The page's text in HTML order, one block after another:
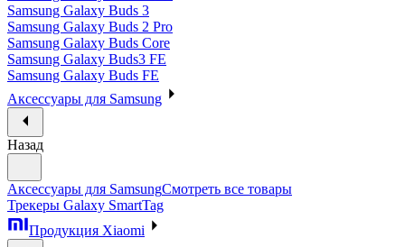
Samsung Galaxy Buds 3
Samsung Galaxy Buds 2 Pro
Samsung Galaxy Buds Core
Samsung Galaxy Buds3 FE
Samsung Galaxy Buds FE
Аксессуары для Samsung
Назад
Аксессуары для SamsungСмотреть все товары
Трекеры Galaxy SmartTag
Продукция Xiaomi